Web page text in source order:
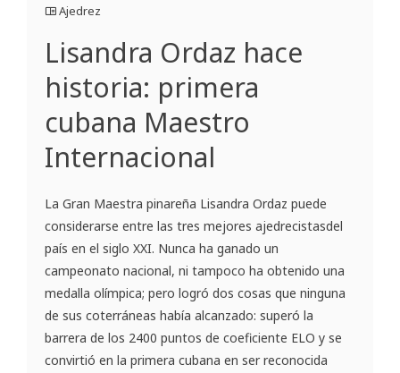
Ajedrez
Lisandra Ordaz hace
historia: primera
cubana Maestro
Internacional
La Gran Maestra pinareña Lisandra Ordaz puede
considerarse entre las tres mejores ajedrecistasdel
país en el siglo XXI. Nunca ha ganado un
campeonato nacional, ni tampoco ha obtenido una
medalla olímpica; pero logró dos cosas que ninguna
de sus coterráneas había alcanzado: superó la
barrera de los 2400 puntos de coeficiente ELO y se
convirtió en la primera cubana en ser reconocida